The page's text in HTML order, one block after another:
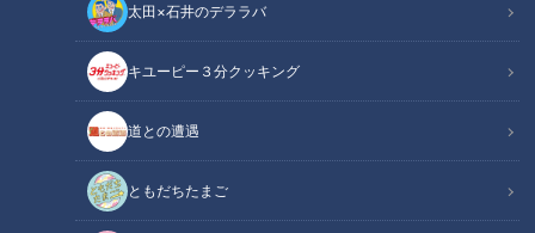
太田×石井のデララバ
キユーピー３分クッキング
道との遭遇
ともだちたまご
健康カプセル！ゲンキの時間
「健康カプセル！ゲンキの時間」アーカイブ
サマリーSummary
ゲスト：島崎和歌子